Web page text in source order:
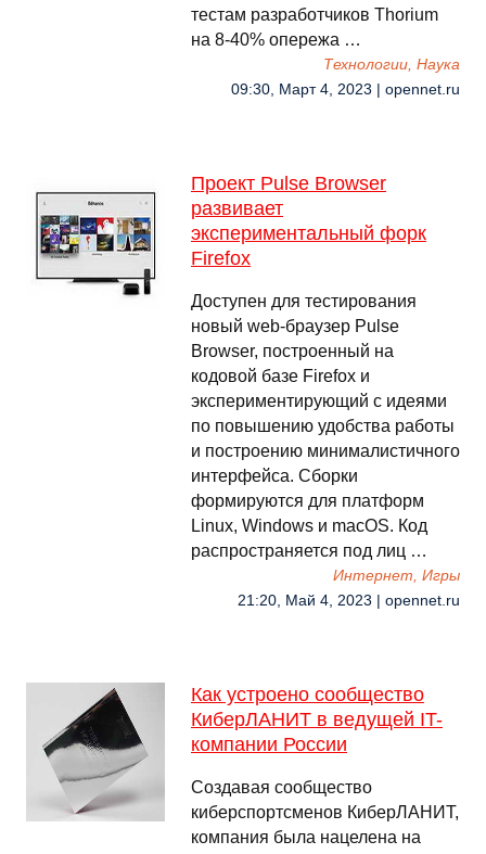
тестам разработчиков Thorium
на 8-40% опережа …
Технологии, Наука
09:30, Март 4, 2023 | opennet.ru
Проект Pulse Browser
развивает
экспериментальный форк
Firefox
Доступен для тестирования
новый web-браузер Pulse
Browser, построенный на
кодовой базе Firefox и
экспериментирующий с идеями
по повышению удобства работы
и построению минималистичного
интерфейса. Сборки
формируются для платформ
Linux, Windows и macOS. Код
распространяется под лиц …
Интернет, Игры
21:20, Май 4, 2023 | opennet.ru
Как устроено сообщество
КиберЛАНИТ в ведущей IT-
компании России
Создавая сообщество
киберспортсменов КиберЛАНИТ,
компания была нацелена на